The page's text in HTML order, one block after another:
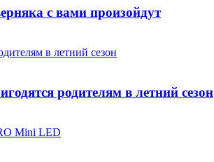
с вами произойдут
родителям в летний сезон